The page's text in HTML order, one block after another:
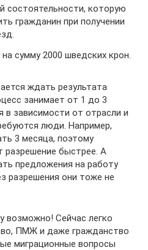
состоятельности, которую
гражданин при получении
сумму 2000 шведских крон.
ждать результата
занимает от 1 до 3
в зависимости от отрасли и
люди. Например,
3 месяца, поэтому
разрешение быстрее. А
предложения на работу
разрешения они тоже не
возможно! Сейчас легко
ПМЖ и даже гражданство
миграционные вопросы